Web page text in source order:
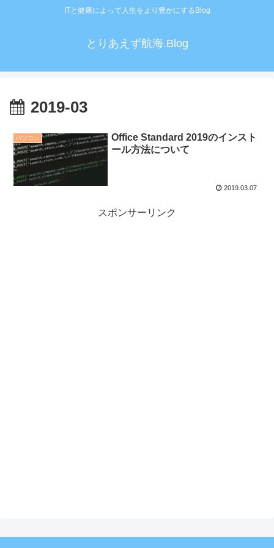
ITと健康によって人生をより豊かにするBlog
とりあえず航海.Blog
2019-03
パソコン
Office Standard 2019のインスト
ール方法について
2019.03.07
スポンサーリンク